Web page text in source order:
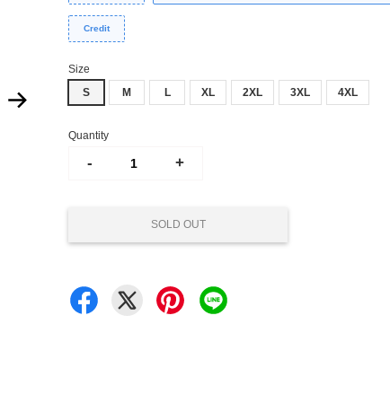
Credit
Size
S
M L XL 2XL 3XL 4XL
Quantity
- +
SOLD OUT